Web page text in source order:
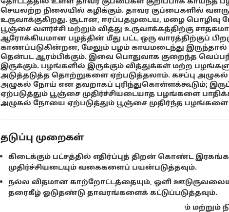
செயலற்ற நிலையில் கழிக்கும். தாவர குப்பைகளில்
உருவாக்குகிறது. சூடான, ஈரப்பதமுடைய, மழை
பூஞ்சை வளர்ச்சி மற்றும் வித்து உருவாக்கத்திற்கு
ஆரோக்கியமான பழத்தின் மீது பட்ட ஒரு வாரத்திற்குப்
காணப்படுகின்றன, மேலும் பழம் காயமடைந்து இருந்தால்
தென்பட ஆரம்பிக்கும். இவை பொதுவாக குறைந்த
இருக்கும். பழங்களில் இருக்கும் வித்துக்கள் மற்ற
அடுத்தடுத்த தொற்றுகளை ஏற்படுத்தலாம். கசப்பு அழுகல்
அழுகல் நோய் என தவறாகப் புரிந்துகொள்ளக்கூடும்;
ஏற்படுத்தும் பூஞ்சை முதிர்ச்சியடையாத பழங்களை
அழுகல் நோயை ஏற்படுத்தும் பூஞ்சை முதிர்ந்த பழங்களை
தடுப்பு முறைகள்
கிடைக்கும் பட்சத்தில் எதிர்ப்புத் திறன் கொண்ட
முதிர்ச்சியடையும் வகைகளைப் பயன்படுத்தவும்.
நல்ல விதமான காற்றோட்டத்தையும், ஒளி
தரைகீழ் ஓடுதண்டு தாவரங்களைக் கட்டுப்படுத்தவும்.
சீரான இலை வளர்ச்சிக்கு சரியான சீர்திருத்தம் மற்றும்